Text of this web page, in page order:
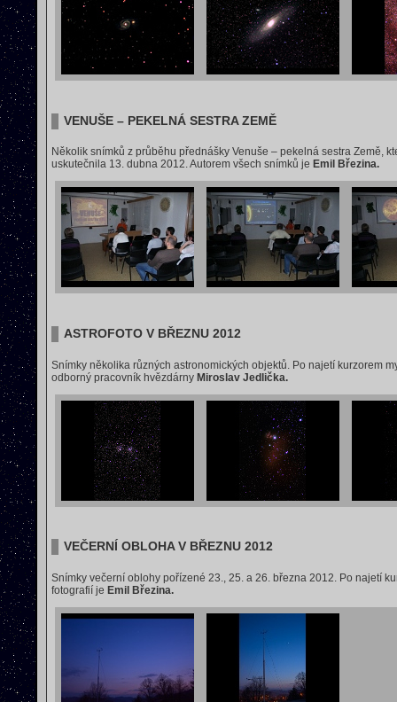
VENUŠE – PEKELNÁ SESTRA ZEMĚ
Několik snímků z průběhu přednášky Venuše – pekelná sestra Země,
uskutečnila 13. dubna 2012. Autorem všech snímků je Emil Březina.
ASTROFOTO V BŘEZNU 2012
Snímky několika různých astronomických objektů. Po najetí kurzorem
odborný pracovník hvězdárny Miroslav Jedlička.
VEČERNÍ OBLOHA V BŘEZNU 2012
Snímky večerní oblohy pořízené 23., 25. a 26. března 2012. Po najetí
fotografií je Emil Březina.